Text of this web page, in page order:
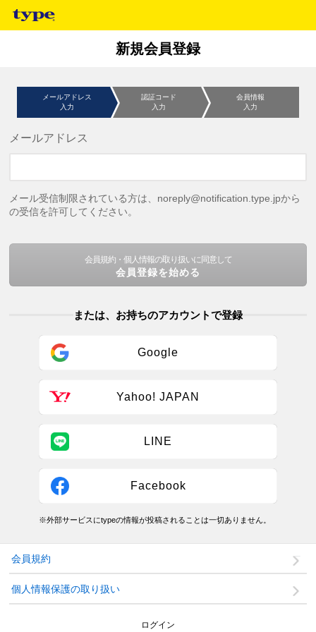
新規会員登録
メールアドレス
入力
認証コード
入力
会員情報
入力
メールアドレス
メール受信制限されている方は、noreply@notification.type.jpから
の受信を許可してください。
会員規約・個人情報の取り扱いに同意して
会員登録を始める
または、お持ちのアカウントで登録
Google
Yahoo! JAPAN
LINE
Facebook
※外部サービスにtypeの情報が投稿されることは一切ありません。
会員規約
個人情報保護の取り扱い
ログイン